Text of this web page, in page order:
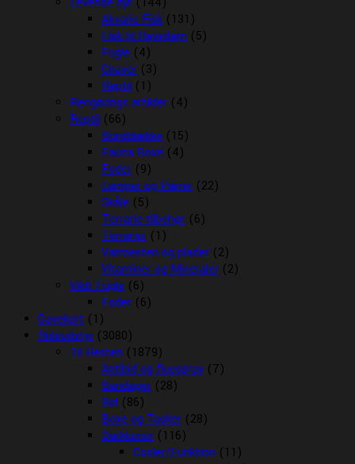
Akvarie Fisk (131)
Fisk til Havedam (5)
Fugle (4)
Gnaver (3)
Reptil (1)
Rengørings artikler (4)
Reptil (66)
Bunddække (15)
Fauna Boxe (4)
Foder (9)
Lamper og Pærer (22)
Skåle (5)
Terrarie tilbehør (6)
Terrarier (1)
Varmesten og plader (2)
Vitaminer og Mineraler (2)
Vildt Fugle (6)
Foder (6)
Gavekort (1)
Rideudstyr (3080)
Til Hesten (1879)
Antibid og fluespray (7)
Bandager (28)
Bid (86)
Boxe og Tasker (28)
Dækkener (116)
Cooler/Funktion (11)